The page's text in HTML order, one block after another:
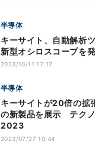
半導体
キーサイト、自動解析
新型オシロスコープを
2023/10/11 17:12
半導体
キーサイトが20倍の拡
の新製品を展示 テク
2023
2023/07/27 10:44